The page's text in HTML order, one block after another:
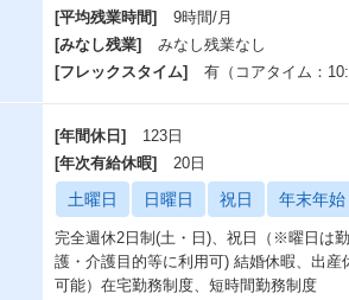
[平均残業時間]
9時間/月
[みなし残業]
みなし残業なし
[フレックスタイム]
有（コアタイム：
[年間休日]
123日
[年次有給休暇]
20日
土曜日 日曜日 祝日 年末年始
完全週休2日制(土・日)、祝日（※曜日は
護・介護目的等に利用可) 結婚休暇、出
可能）在宅勤務制度、短時間勤務制度